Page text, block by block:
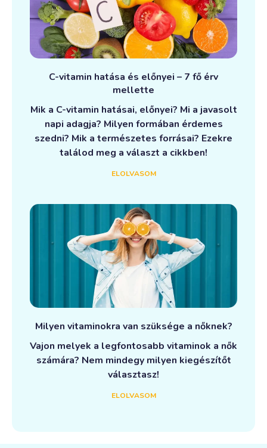
C-vitamin hatása és előnyei – 7 fő érv
mellette
Mik a C-vitamin hatásai, előnyei? Mi a javasolt
napi adagja? Milyen formában érdemes
szedni? Mik a természetes forrásai? Ezekre
találod meg a választ a cikkben!
ELOLVASOM
Milyen vitaminokra van szüksége a nőknek?
Vajon melyek a legfontosabb vitaminok a nők
számára? Nem mindegy milyen kiegészítőt
választasz!
ELOLVASOM